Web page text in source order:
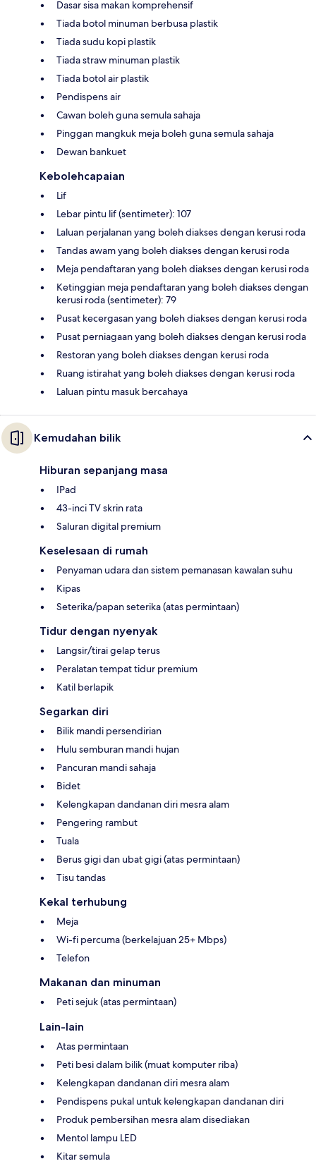
Dasar sisa makan komprehensif
Tiada botol minuman berbusa plastik
Tiada sudu kopi plastik
Tiada straw minuman plastik
Tiada botol air plastik
Pendispens air
Cawan boleh guna semula sahaja
Pinggan mangkuk meja boleh guna semula sahaja
Dewan bankuet
Kebolehcapaian
Lif
Lebar pintu lif (sentimeter): 107
Laluan perjalanan yang boleh diakses dengan kerusi roda
Tandas awam yang boleh diakses dengan kerusi roda
Meja pendaftaran yang boleh diakses dengan kerusi roda
Ketinggian meja pendaftaran yang boleh diakses dengan
kerusi roda (sentimeter): 79
Pusat kecergasan yang boleh diakses dengan kerusi roda
Pusat perniagaan yang boleh diakses dengan kerusi roda
Restoran yang boleh diakses dengan kerusi roda
Ruang istirahat yang boleh diakses dengan kerusi roda
Laluan pintu masuk bercahaya
Kemudahan bilik
Hiburan sepanjang masa
IPad
43-inci TV skrin rata
Saluran digital premium
Keselesaan di rumah
Penyaman udara dan sistem pemanasan kawalan suhu
Kipas
Seterika/papan seterika (atas permintaan)
Tidur dengan nyenyak
Langsir/tirai gelap terus
Peralatan tempat tidur premium
Katil berlapik
Segarkan diri
Bilik mandi persendirian
Hulu semburan mandi hujan
Pancuran mandi sahaja
Bidet
Kelengkapan dandanan diri mesra alam
Pengering rambut
Tuala
Berus gigi dan ubat gigi (atas permintaan)
Tisu tandas
Kekal terhubung
Meja
Wi-fi percuma (berkelajuan 25+ Mbps)
Telefon
Makanan dan minuman
Peti sejuk (atas permintaan)
Lain-lain
Atas permintaan
Peti besi dalam bilik (muat komputer riba)
Kelengkapan dandanan diri mesra alam
Pendispens pukal untuk kelengkapan dandanan diri
Produk pembersihan mesra alam disediakan
Mentol lampu LED
Kitar semula